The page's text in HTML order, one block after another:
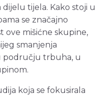
tijela. Kako stoji u
se značajno
ove mišićne skupine,
smanjenja
području trbuha, u
koja se fokusirala